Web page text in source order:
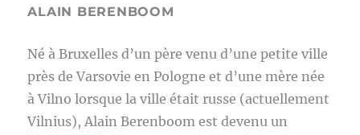
ALAIN BERENBOOM
Né à Bruxelles d’un père venu d’une petite ville
près de Varsovie en Pologne et d’une mère née
à Vilno lorsque la ville était russe (actuellement
Vilnius), Alain Berenboom est devenu un